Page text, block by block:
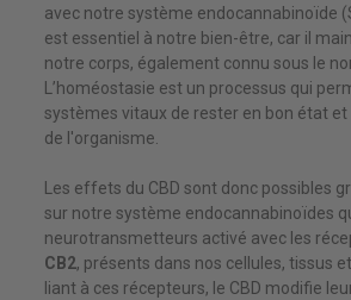
avec notre système endocannabinoïde
est essentiel à notre bien-être, car il
notre corps, également connu sous le
L’homéostasie est un processus qui
systèmes vitaux de rester en bon état et
de l'organisme.
Les effets du CBD sont donc possibles
sur notre système endocannabinoïdes
neurotransmetteurs activé avec les
CB2, présents dans nos cellules, tissus
liant à ces récepteurs, le CBD modifie